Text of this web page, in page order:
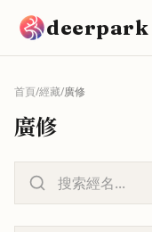
deerpark
首頁/經藏/廣修
廣修